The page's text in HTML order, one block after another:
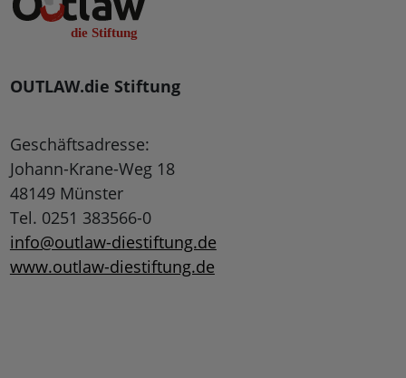
OUTLAW.die Stiftung
Geschäftsadresse:
Johann-Krane-Weg 18
48149 Münster
Tel. 0251 383566-0
info@outlaw-diestiftung.de
www.outlaw-diestiftung.de